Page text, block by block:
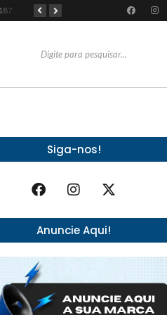
O Fantasma de 1877 e o Alerta de 2027: O Reciprocidalismo Como Escudo Contra o Novo El NiñoPh.D. Nizomar Falcão
Siga-nos!
Anuncie Aqui!